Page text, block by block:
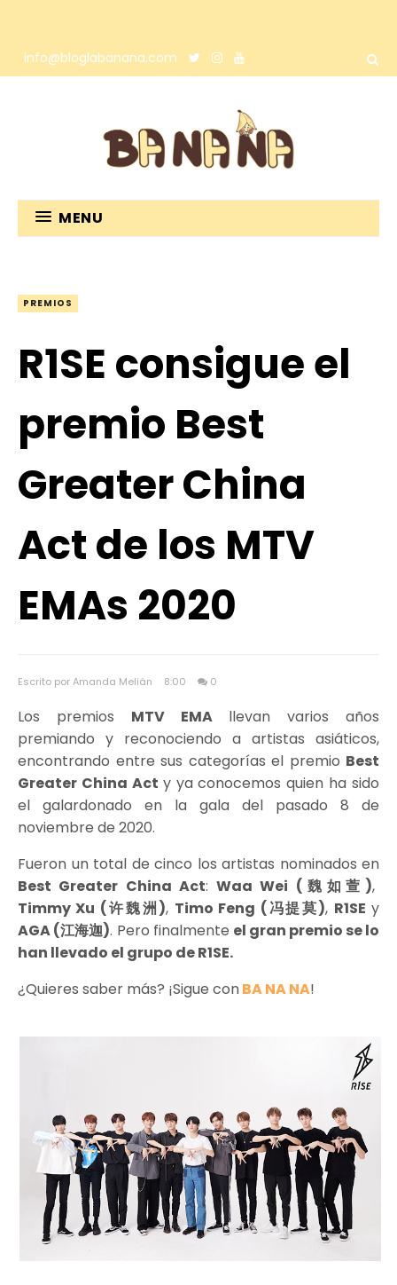
info@bloglabanana.com
MENU
PREMIOS
R1SE consigue el
premio Best
Greater China
Act de los MTV
EMAs 2020
Escrito por Amanda Melián 8:00 0
Los premios MTV EMAllevan varios años
premiando y reconociendo a artistas asiáticos,
encontrando entre sus categorías el premio Best
Greater China Act y ya conocemos quien ha sido
el galardonado en la gala del pasado 8 de
noviembre de 2020.
Fueron un total de cinco los artistas nominados en
Best Greater China Act:Waa Wei ( 魏如萱 ),
Timmy Xu (许魏洲), Timo Feng (冯提莫), R1SE y
AGA (江海迦). Pero finalmente el gran premio se lo
han llevado el grupo de R1SE.
¿Quieres saber más? ¡Sigue conBA NA NA!